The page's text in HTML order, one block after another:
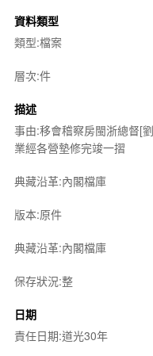
資料類型
類型:檔案
層次:件
描述
事由:移會稽察房閩浙總督[
業經各營墊修完竣一摺
典藏沿革:內閣檔庫
版本:原件
典藏沿革:內閣檔庫
保存狀況:整
日期
責任日期:道光30年